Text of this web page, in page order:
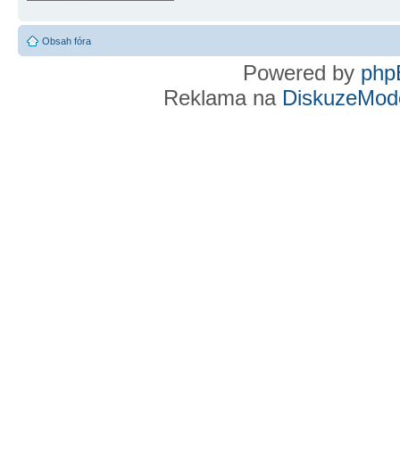
Obsah fóra
Powered by
Reklama na